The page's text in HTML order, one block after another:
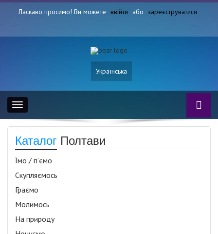
Ласкаво просимо! Ви можете ввійти або зареєструватися
Українська
Toggle
navigation
Каталог Полтави
Їмо / п’ємо
Скупляємось
Граємо
Молимось
На природу